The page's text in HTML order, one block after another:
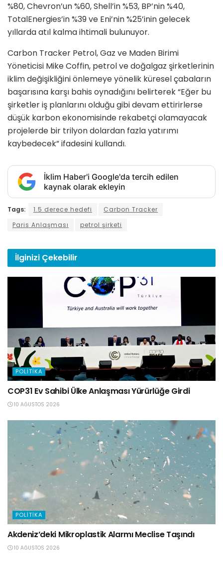
%80, Chevron’un %60, Shell’in %53, BP’nin %40,
TotalEnergies’in %39 ve Eni’nin %25’inin gelecek
yıllarda atıl kalma ihtimali bulunuyor.
Carbon Tracker Petrol, Gaz ve Maden Birimi
Yöneticisi Mike Coffin, petrol ve doğalgaz şirketlerinin
iklim değişikliğini önlemeye yönelik küresel çabaların
başarısına karşı bahis oynadığını belirterek “Eğer bu
şirketler iş planlarını olduğu gibi devam ettirirlerse
düşük karbon ekonomisinde rekabetçi olamayacak
projelerde bir trilyon dolardan fazla yatırımı
kaybedecek” ifadesini kullandı.
İklim Haber'i Google'da tercih edilen
kaynak olarak ekleyin
Tags: 1.5 derece hedefi
Carbon Tracker
Paris Anlaşması
petrol şirketi
İlginizi Çekebilir
POLITIKA
COP31 Ev Sahibi Ülke Anlaşması Yürürlüğe Girdi
10 AĞUSTOS 2026
POLITIKA
Akdeniz’deki Mikroplastik Alarmı Meclise Taşındı
10 AĞUSTOS 2026